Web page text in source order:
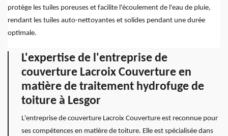
protège les tuiles poreuses et facilite l'écoulement de l'eau de pluie,
rendant les tuiles auto-nettoyantes et solides pendant une durée
optimale.
L'expertise de l'entreprise de
couverture Lacroix Couverture en
matière de traitement hydrofuge de
toiture à Lesgor
L'entreprise de couverture Lacroix Couverture est reconnue pour
ses compétences en matière de toiture. Elle est spécialisée dans